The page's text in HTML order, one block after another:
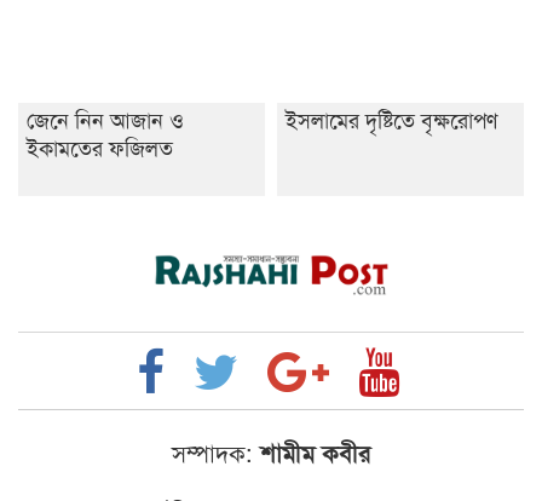
জেনে নিন আজান ও
ইকামতের ফজিলত
ইসলামের দৃষ্টিতে বৃক্ষরোপণ
সম্পাদক: শামীম কবীর